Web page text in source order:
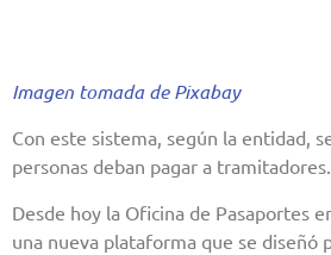
Imagen tomada de Pixabay
Con este sistema, según la entidad,
personas deban pagar a tramitadores.
Desde hoy la Oficina de Pasaportes
una nueva plataforma que se diseñó